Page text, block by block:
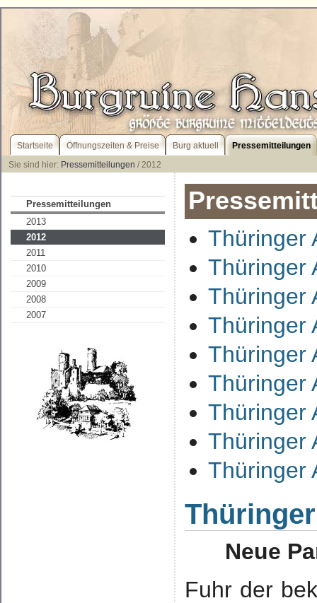
Startseite Öffnungszeiten & Preise Burg aktuell
Pressemitteilungen
Sie sind hier: Pressemitteilungen / 2012
Pressemitteilungen
2013
2012
2011
2010
2009
2008
2007
Thüringer
Thüringer
Thüringer
Thüringer
Thüringer
Thüringer
Thüringer
Thüringer
Thüringer
Neue
Fuhr der